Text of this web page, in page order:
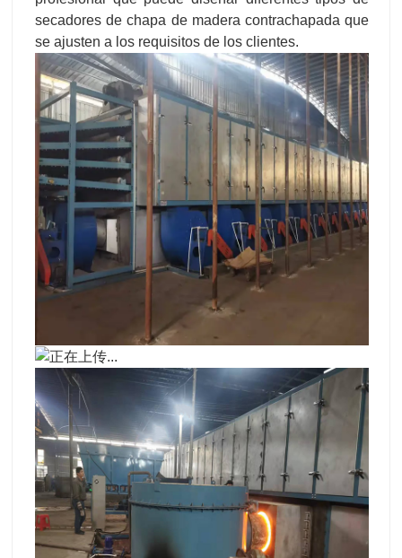
secadores de chapa de madera contrachapada que
se ajusten a los requisitos de los clientes.